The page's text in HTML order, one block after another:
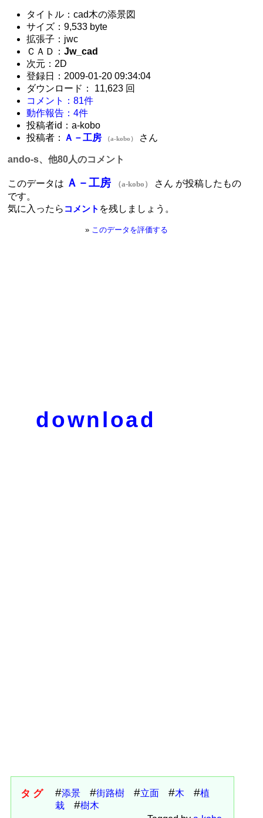
タイトル：cad木の添景図
サイズ：9,533 byte
拡張子：jwc
ＣＡＤ：Jw_cad
次元：2D
登録日：2009-01-20 09:34:04
ダウンロード： 11,623 回
コメント：81件
動作報告：4件
投稿者id：a-kobo
投稿者：
Ａ－工房 （a-kobo） さん
ando-s、他80人のコメント
このデータは Ａ－工房 （a-kobo）
さん が投稿したもの
です。
気に入ったら コメント を残しましょう。
» このデータを評価する
download
タグ 添景 街路樹 立面 木
植
栽
樹木